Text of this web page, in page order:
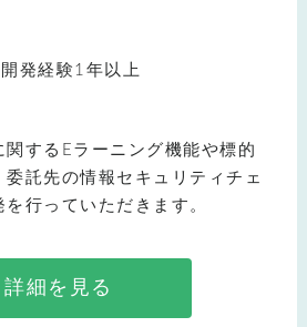
発経験1年以上
するEラーニング機能や標的
託先の情報セキュリティチェ
行っていただきます。
詳細を見る